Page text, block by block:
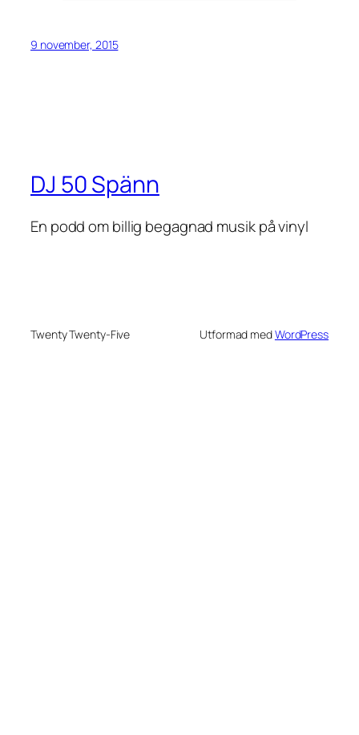
9 november, 2015
DJ 50 Spänn
En podd om billig begagnad musik på vinyl
Twenty Twenty-Five Utformad medWordPress